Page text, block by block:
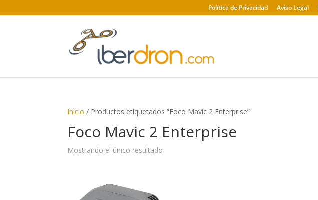
Política de Privacidad Aviso Legal
Inicio / Productos etiquetados “Foco Mavic 2 Enterprise”
Foco Mavic 2 Enterprise
Mostrando el único resultado